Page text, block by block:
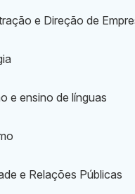
e Direção de
e ensino de línguas
e Relações Públicas